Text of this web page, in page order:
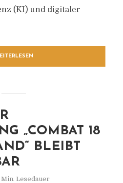
(KI) und digitaler
„COMBAT 18
BLEIBT
Min. Lesedauer